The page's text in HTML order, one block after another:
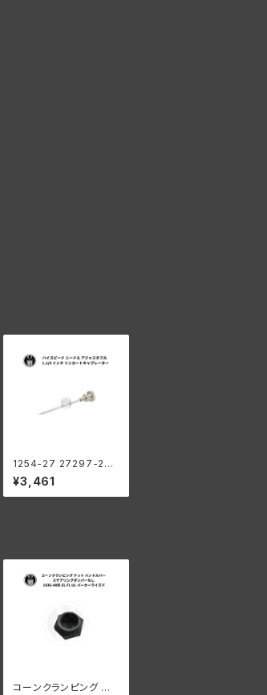
1254-27 27297-27
ハイスピード ニードル
アジャスタブル ハーレ
ーダビッドソン 1.1/4 イ
¥3,461
コーンクランピング ナッ